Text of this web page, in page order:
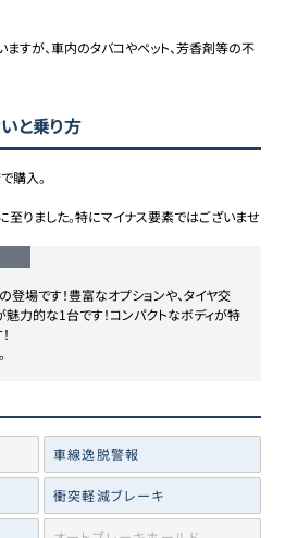
すが、車内のタバコやペット、芳香剤等の不
と乗り方
購入。
りました。特にマイナス要素ではございませ
場です！豊富なオプションや、タイヤ交
力的な1台です！コンパクトなボディが特
車線逸脱警報
衝突軽減ブレーキ